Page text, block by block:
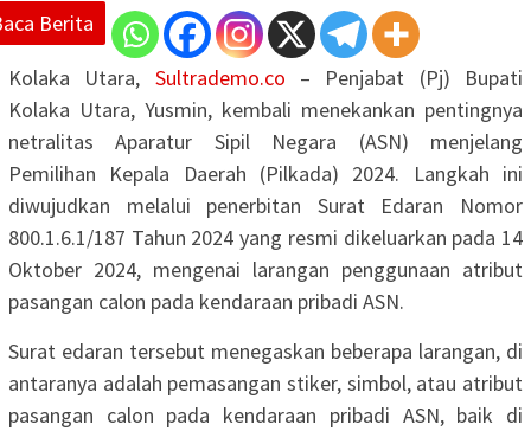
Berita
Kolaka Utara, Sultrademo.co – Penjabat (Pj) Bupati
Kolaka Utara, Yusmin, kembali menekankan pentingnya
netralitas Aparatur Sipil Negara (ASN) menjelang
Pemilihan Kepala Daerah (Pilkada) 2024. Langkah ini
diwujudkan melalui penerbitan Surat Edaran Nomor
800.1.6.1/187 Tahun 2024 yang resmi dikeluarkan pada 14
Oktober 2024, mengenai larangan penggunaan atribut
pasangan calon pada kendaraan pribadi ASN.
Surat edaran tersebut menegaskan beberapa larangan, di
antaranya adalah pemasangan stiker, simbol, atau atribut
pasangan calon pada kendaraan pribadi ASN, baik di